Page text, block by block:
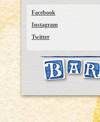
Facebook
Instagram
Twitter